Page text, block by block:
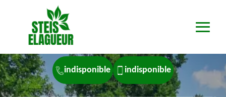
indisponible indisponible